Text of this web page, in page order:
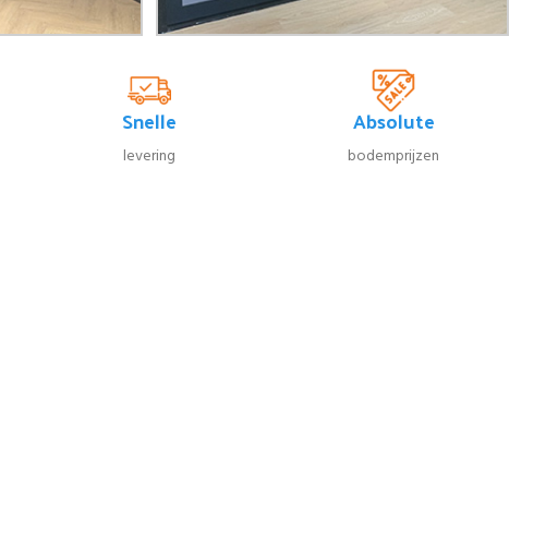
Snelle
levering
Absolute
bodemprijzen